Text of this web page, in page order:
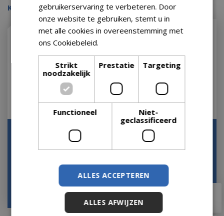
Kijk ook eens naar:
Berging AvantGarde 2
deuren A1 - zilver
Berging AvantGarde 2
deuren A1 - donkergrijs
vanaf
€2.009,00
uitverkocht!
gebruikerservaring te verbeteren. Door
onze website te gebruiken, stemt u in
met alle cookies in overeenstemming met
ons Cookiebeleid.
Strikt
noodzakelijk
Prestatie Targeting
Functioneel
Niet-
geclassificeerd
ALLES ACCEPTEREN
ALLES AFWIJZEN